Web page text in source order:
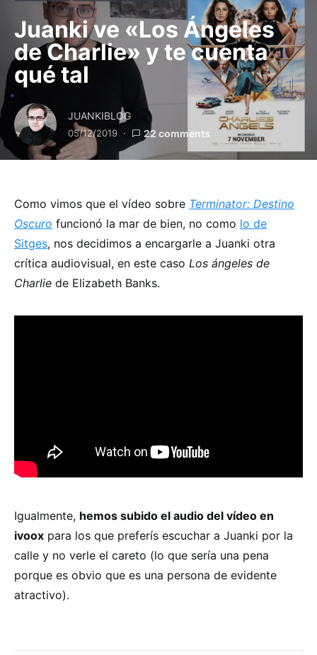
Juanki ve «Los Ángeles
de Charlie» y te cuenta
qué tal
JUANKIBLOG
05/12/2019 22 comments
Como vimos que el vídeo sobre Terminator: Destino
Oscuro funcionó la mar de bien, no como lo de
Sitges, nos decidimos a encargarle a Juanki otra
crítica audiovisual, en este caso Los ángeles de
Charlie de Elizabeth Banks.
Igualmente, hemos subido el audio del vídeo en
ivoox para los que preferís escuchar a Juanki por la
calle y no verle el careto (lo que sería una pena
porque es obvio que es una persona de evidente
atractivo).